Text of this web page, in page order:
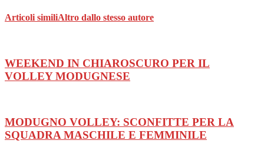
Articoli similiAltro dallo stesso autore
WEEKEND IN CHIAROSCURO PER IL
VOLLEY MODUGNESE
MODUGNO VOLLEY: SCONFITTE PER LA
SQUADRA MASCHILE E FEMMINILE